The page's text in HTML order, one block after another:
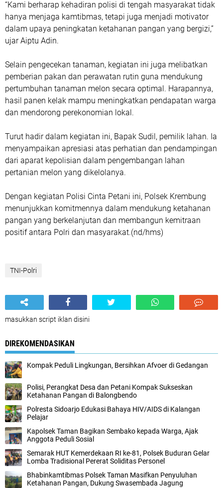
“Kami berharap kehadiran polisi di tengah masyarakat tidak
hanya menjaga kamtibmas, tetapi juga menjadi motivator
dalam upaya peningkatan ketahanan pangan yang bergizi,”
ujar Aiptu Adin.
Selain pengecekan tanaman, kegiatan ini juga melibatkan
pemberian pakan dan perawatan rutin guna mendukung
pertumbuhan tanaman melon secara optimal. Harapannya,
hasil panen kelak mampu meningkatkan pendapatan warga
dan mendorong perekonomian lokal.
Turut hadir dalam kegiatan ini, Bapak Sudil, pemilik lahan. Ia
menyampaikan apresiasi atas perhatian dan pendampingan
dari aparat kepolisian dalam pengembangan lahan
pertanian melon yang dikelolanya.
Dengan kegiatan Polisi Cinta Petani ini, Polsek Krembung
menunjukkan komitmennya dalam mendukung ketahanan
pangan yang berkelanjutan dan membangun kemitraan
positif antara Polri dan masyarakat.(nd/hms)
TNI-Polri
masukkan script iklan disini
DIREKOMENDASIKAN
Kompak Peduli Lingkungan, Bersihkan Afvoer di Gedangan
Polisi, Perangkat Desa dan Petani Kompak Sukseskan
Ketahanan Pangan di Balongbendo
Polresta Sidoarjo Edukasi Bahaya HIV/AIDS di Kalangan
Pelajar
Kapolsek Taman Bagikan Sembako kepada Warga, Ajak
Anggota Peduli Sosial
Semarak HUT Kemerdekaan RI ke-81, Polsek Buduran Gelar
Lomba Tradisional Pererat Soliditas Personel
Bhabinkamtibmas Polsek Taman Masifkan Penyuluhan
Ketahanan Pangan, Dukung Swasembada Jagung